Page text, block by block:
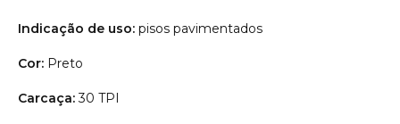
Indicação de uso: pisos pavimentados
Cor: Preto
Carcaça:30 TPI